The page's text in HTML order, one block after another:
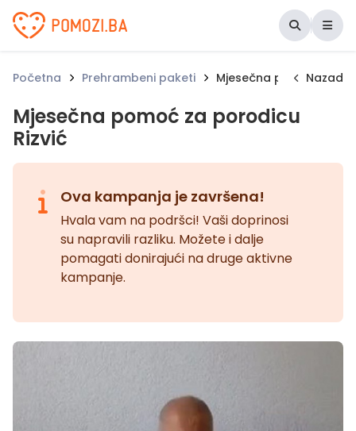
Udruženje Pomozi.ba
Početna Prehrambeni paketi Mjesečna pomoć za
Nazad
Mjesečna pomoć za porodicu
Rizvić
Ova kampanja je završena!
Hvala vam na podršci! Vaši doprinosi
su napravili razliku. Možete i dalje
pomagati donirajući na druge aktivne
kampanje.